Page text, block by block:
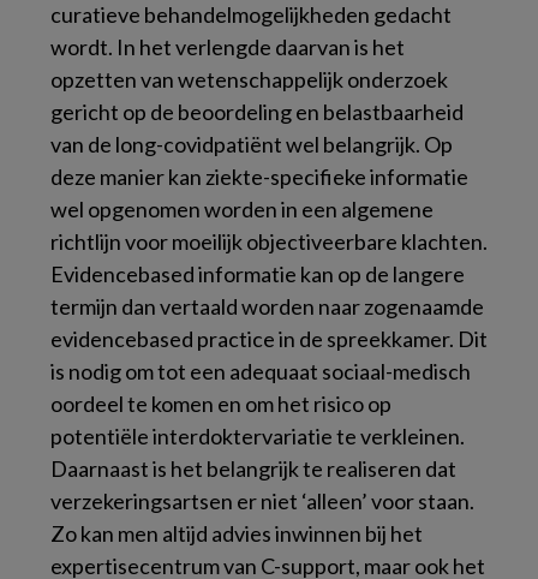
curatieve behandelmogelijkheden gedacht
wordt. In het verlengde daarvan is het
opzetten van wetenschappelijk onderzoek
gericht op de beoordeling en belastbaarheid
van de long-covidpatiënt wel belangrijk. Op
deze manier kan ziekte-specifieke informatie
wel opgenomen worden in een algemene
richtlijn voor moeilijk objectiveerbare klachten.
Evidencebased informatie kan op de langere
termijn dan vertaald worden naar zogenaamde
evidencebased practice in de spreekkamer. Dit
is nodig om tot een adequaat sociaal-medisch
oordeel te komen en om het risico op
potentiële interdoktervariatie te verkleinen.
Daarnaast is het belangrijk te realiseren dat
verzekeringsartsen er niet ‘alleen’ voor staan.
Zo kan men altijd advies inwinnen bij het
expertisecentrum van C-support, maar ook het